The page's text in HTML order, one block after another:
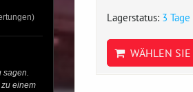
Lagerstatus: 3 Tage
WÄHLEN SIE
sagen.
einem